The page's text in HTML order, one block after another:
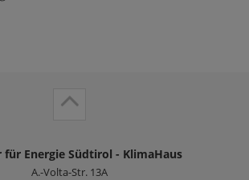
für Energie Südtirol - KlimaHaus
A.-Volta-Str. 13A